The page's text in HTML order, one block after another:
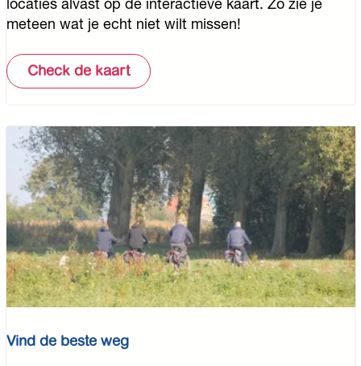
a
a
l
a
e
p
l
a
n
n
n
meteen wat je echt niet wilt missen!
Check de kaart
Vind de beste weg